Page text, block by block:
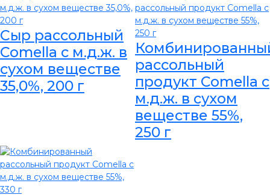
Сыр рассольный
Comella с м.д.ж. в
сухом веществе
35,0%, 200 г
рассольный
продукт Comella с
м.д.ж. в сухом
веществе 55%,
250 г